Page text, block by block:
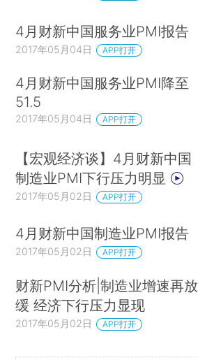
4月财新中国服务业PMI报告
2017年05月04日 APP打开
4月财新中国服务业PMI降至
51.5
2017年05月04日 APP打开
【宏观经济谈】4月财新中国
制造业PMI下行压力明显
2017年05月02日 APP打开
4月财新中国制造业PMI报告
2017年05月02日 APP打开
财新PMI分析|制造业增速再放
缓 经济下行压力显现
2017年05月02日 APP打开